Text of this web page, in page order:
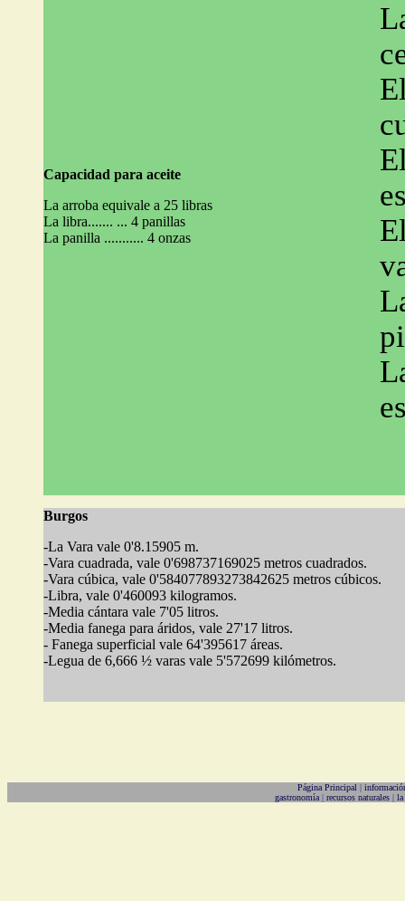
Capacidad para aceite
La arroba equivale a 25 libras
La libra....... ... 4 panillas
La panilla ........... 4 onzas
Burgos
-La Vara vale 0'8.15905 m.
-Vara cuadrada, vale 0'698737169025 metros cuadrados.
-Vara cúbica, vale 0'584077893273842625 metros cúbicos.
-Libra, vale 0'460093 kilogramos.
-Media cántara vale 7'05 litros.
-Media fanega para áridos, vale 27'17 litros.
- Fanega superficial vale 64'395617 áreas.
-Legua de 6,666 ½ varas vale 5'572699 kilómetros.
Página Principal |
gastronomía | recursos naturales| la